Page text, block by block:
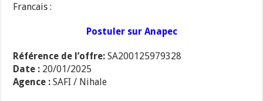
Francais :
Postuler sur Anapec
Référence de l’offre: SA200125979328
Date : 20/01/2025
Agence :SAFI / Nihale